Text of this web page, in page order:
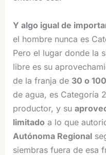
Y algo igual de
el hombre nunca es
Pero el lugar donde la
libre es su
de la franja de 30 o
de agua, es Categoría
productor, y su
limitado a lo que
Autónoma Regional
siembras fuera de esa